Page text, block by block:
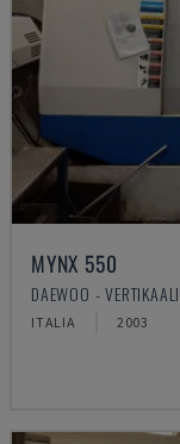
MYNX 550
DAEWOO -
ITALIA 2003